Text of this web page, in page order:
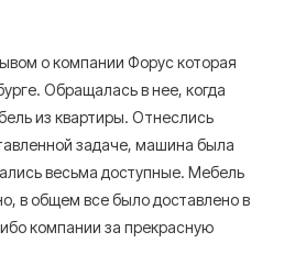
о компании Форус которая
Обращалась в нее, когда
из квартиры. Отнеслись
задаче, машина была
весьма доступные. Мебель
в общем все было доставлено в
компании за прекрасную